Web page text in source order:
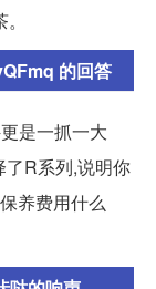
的回答
是一抓一大
R系列,说明你
养费用什么